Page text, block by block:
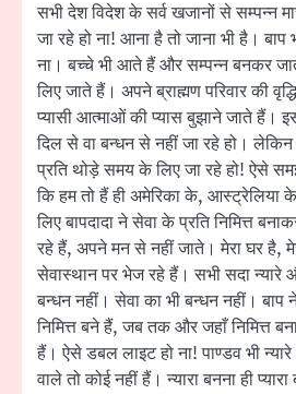
सभी देश विदेश के सर्व खजानों से सम्पन्न
जा रहे हो ना! आना है तो जाना भी है।
ना। बच्चे भी आते हैं और सम्पन्न बनकर
लिए जाते हैं। अपने ब्राह्मण परिवार की
प्यासी आत्माओं की प्यास बुझाने जाते हैं।
दिल से वा बन्धन से नहीं जा रहे हो।
प्रति थोड़े समय के लिए जा रहे हो! ऐसे
कि हम तो हैं ही अमेरिका के,
लिए बापदादा ने सेवा के प्रति निमित्त
रहे हैं, अपने मन से नहीं जाते। मेरा घर है,
सेवास्थान पर भेज रहे हैं। सभी सदा न्यारे
बन्धन नहीं। सेवा का भी बन्धन नहीं। बाप
निमित्त बने हैं, जब तक और जहाँ निमित्त
हैं। ऐसे डबल लाइट हो ना! पाण्डव भी
वाले तो कोई नहीं हैं। न्यारा बनना ही